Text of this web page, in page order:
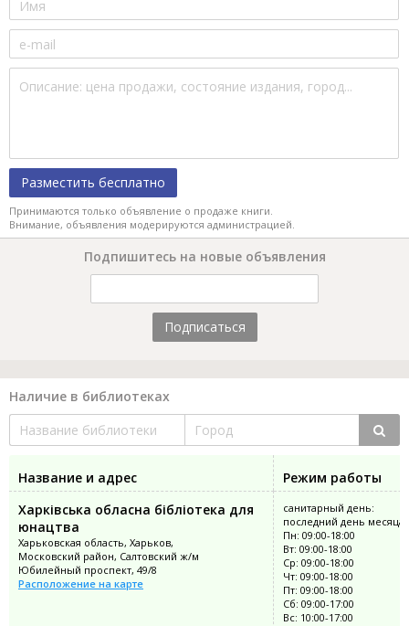
Разместить бесплатно
Принимаются только объявление о продаже книги.
Внимание, объявления модерируются администрацией.
Подпишитесь на новые объявления
Подписаться
Наличие в библиотеках
Название и адрес
Режим работы
Харківська обласна бібліотека для
юнацтва
Харьковская область, Харьков,
Московский район, Салтовский ж/м
Юбилейный проспект, 49/8
Расположение на карте
санитарный день:
последний день месяца
Пн: 09:00-18:00
Вт: 09:00-18:00
Ср: 09:00-18:00
Чт: 09:00-18:00
Пт: 09:00-18:00
Сб: 09:00-17:00
Вс: 10:00-17:00